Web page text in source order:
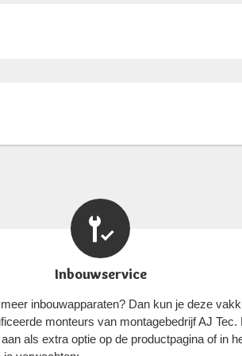
Inbouwservice
inbouwapparaten? Dan kun je deze
monteurs van montagebedrijf AJ Tec.
als extra optie op de productpagina of in